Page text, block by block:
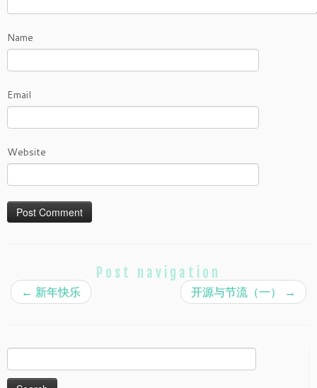
Name
Email
Website
Post navigation
← 新年快乐 开源与节流（一） →
for: